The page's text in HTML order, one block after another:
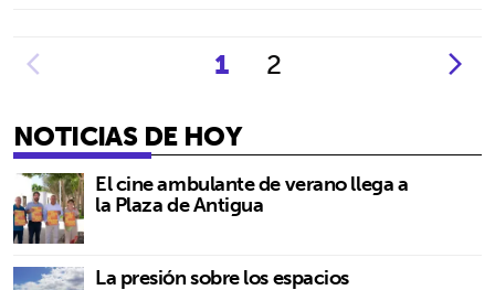
1
2
NOTICIAS DE HOY
El cine ambulante de verano llega a
la Plaza de Antigua
La presión sobre los espacios